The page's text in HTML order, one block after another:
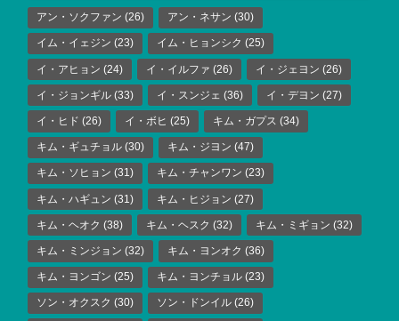
アン・ソクファン (26) アン・ネサン (30)
イム・イェジン (23) イム・ヒョンシク (25)
イ・アヒョン (24) イ・イルファ (26) イ・ジェヨン (26)
イ・ジョンギル (33) イ・スンジェ (36) イ・デヨン (27)
イ・ヒド (26) イ・ボヒ (25) キム・ガプス (34)
キム・ギュチョル (30) キム・ジヨン (47)
キム・ソヒョン (31) キム・チャンワン (23)
キム・ハギュン (31) キム・ヒジョン (27)
キム・ヘオク (38) キム・ヘスク (32) キム・ミギョン (32)
キム・ミンジョン (32) キム・ヨンオク (36)
キム・ヨンゴン (25) キム・ヨンチョル (23)
ソン・オクスク (30) ソン・ドンイル (26)